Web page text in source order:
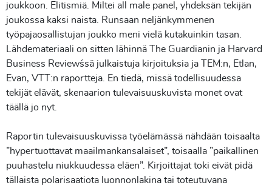
joukkoon. Elitismiä. Miltei all male panel, yhdeksän tekijän
joukossa kaksi naista. Runsaan neljänkymmenen
työpajaosallistujan joukko meni vielä kutakuinkin tasan.
Lähdemateriaali on sitten lähinnä The Guardianin ja Harvard
Business Review´ssä julkaistuja kirjoituksia ja TEM:n, Etlan,
Evan, VTT:n raportteja. En tiedä, missä todellisuudessa
tekijät elävät, skenaarion tulevaisuuskuvista monet ovat
täällä jo nyt.
Raportin tulevaisuuskuvissa työelämässä nähdään toisaalta
”hypertuottavat maailmankansalaiset”, toisaalla ”paikallinen
puuhastelu niukkuudessa eläen”. Kirjoittajat toki eivät pidä
tällaista polarisaatiota luonnonlakina tai toteutuvana